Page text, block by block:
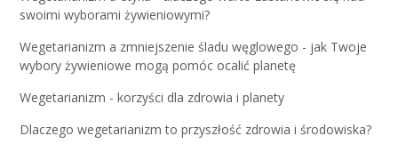
swoimi wyborami żywieniowymi?
Wegetarianizm a zmniejszenie śladu węglowego - jak Twoje
wybory żywieniowe mogą pomóc ocalić planetę
Wegetarianizm - korzyści dla zdrowia i planety
Dlaczego wegetarianizm to przyszłość zdrowia i środowiska?